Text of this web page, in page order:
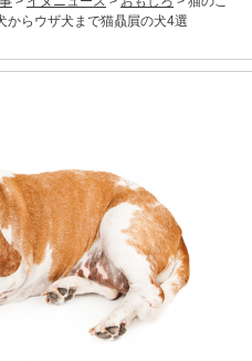
からウザ犬まで猫贔屓の犬4選